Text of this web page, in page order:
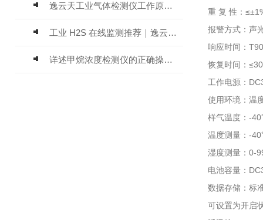
逸云天工业气体检测仪工作原理与选型标准详解
工业 H2S 在线监测推荐｜逸云天 MIC-600-H2S 固定式硫化氢检测仪评测
详述甲烷浓度检测仪的正确操作使用方法
重 复 性：
报警方式：声
响应时间：
恢复时间：
工作电源：
使用环境：温
样气温度：-
温度测量：-
湿度测量：0-
电池容量：
数据存储：标
可设置为开启